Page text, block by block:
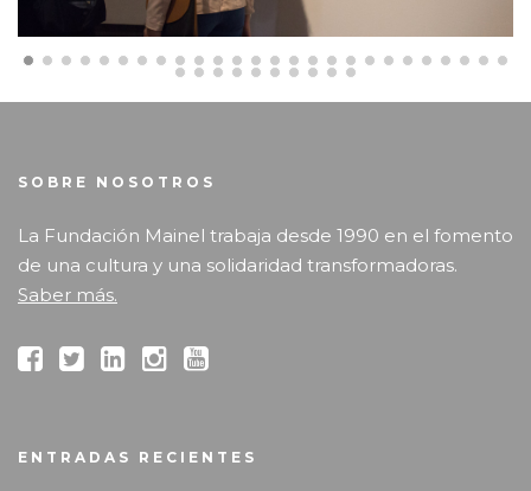
SOBRE NOSOTROS
La Fundación Mainel trabaja desde 1990 en el fomento
de una cultura y una solidaridad transformadoras.
Saber más.
ENTRADAS RECIENTES